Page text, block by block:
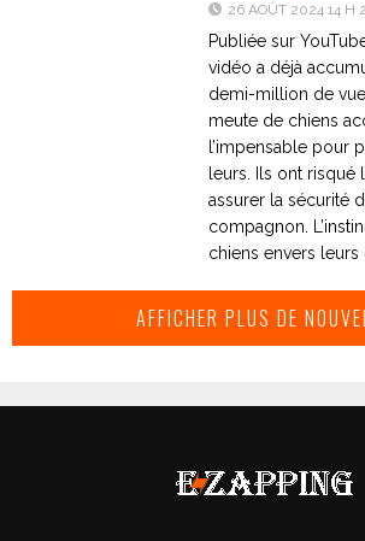
26 AOÛT 2024 14 H
Publiée sur
vidéo a déjà
demi-million de
meute de chiens
l’impensable pour
leurs. Ils ont risqué
assurer la sécurité
compagnon.
chiens envers leurs
AFFICHER PLUS DE